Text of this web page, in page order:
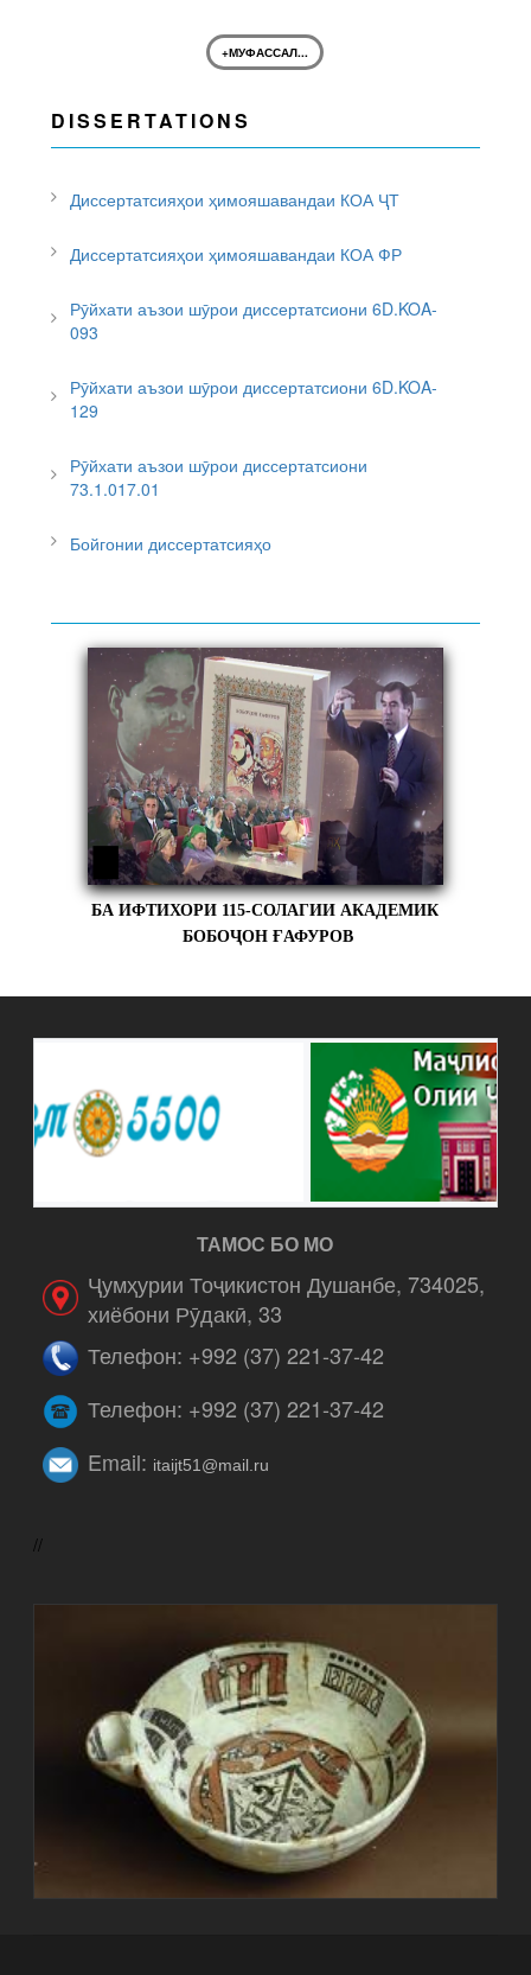
+МУФАССАЛ...
DISSERTATIONS
Диссертатсияҳои ҳимояшавандаи КОА ҶТ
Диссертатсияҳои ҳимояшавандаи КОА ФР
Рӯйхати аъзои шӯрои диссертатсиони 6D.KOA-
093
Рӯйхати аъзои шӯрои диссертатсиони 6D.KOA-
129
Рӯйхати аъзои шӯрои диссертатсиони
73.1.017.01
Бойгонии диссертатсияҳо
БА ИФТИХОРИ 115-СОЛАГИИ АКАДЕМИК
БОБОҶОН ҒАФУРОВ
ТАМОС БО МО
Ҷумҳурии Тоҷикистон Душанбе, 734025,
хиёбони Рӯдакӣ, 33
Телефон: +992 (37) 221-37-42
Телефон: +992 (37) 221-37-42
Email: itaijt51@mail.ru
//